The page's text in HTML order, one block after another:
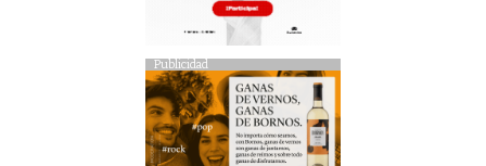
Publicidad